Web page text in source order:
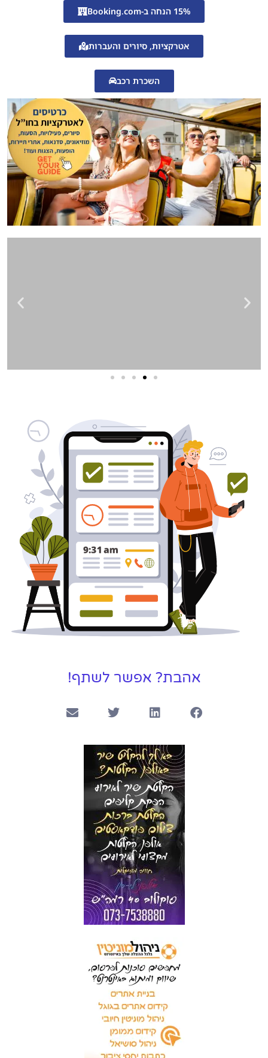
15% הנחה ב-Booking.com
אטרקציות, סיורים והעברות
השכרת רכב
בעל/ת עסק? סוכנות ניהול מוניטין
לקידום, שיווק ופרסום באינטרנט
כאן עבורך!
לפרטים
אהבת? אפשר לשתף!